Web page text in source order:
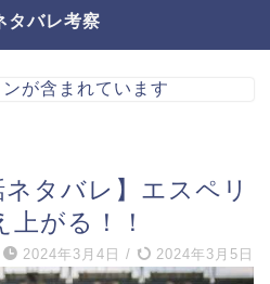
タバレ考察
が含まれています
ネタバレ】エスペリ
がる！！
2024年3月4日 / 2024年3月5日